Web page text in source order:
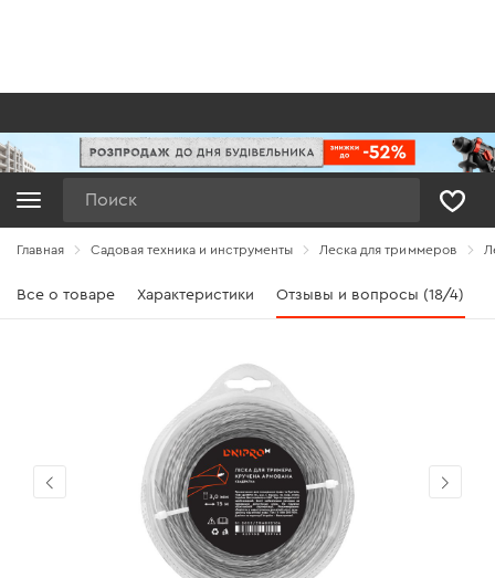
Главная Садовая техника и инструменты Леска для триммеров
Все о товаре Характеристики Отзывы и вопросы (18/4)